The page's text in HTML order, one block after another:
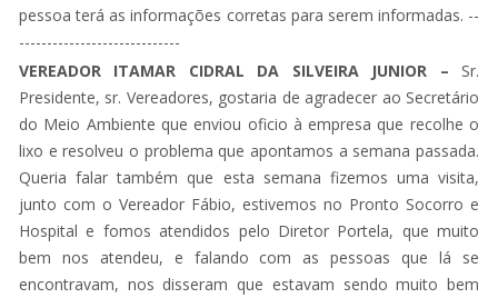
pessoa terá as informações corretas para serem informadas. --
-----------------------------
VEREADOR ITAMAR CIDRAL DA SILVEIRA JUNIOR – Sr.
Presidente, sr. Vereadores, gostaria de agradecer ao Secretário
do Meio Ambiente que enviou oficio à empresa que recolhe o
lixo e resolveu o problema que apontamos a semana passada.
Queria falar também que esta semana fizemos uma visita,
junto com o Vereador Fábio, estivemos no Pronto Socorro e
Hospital e fomos atendidos pelo Diretor Portela, que muito
bem nos atendeu, e falando com as pessoas que lá se
encontravam, nos disseram que estavam sendo muito bem